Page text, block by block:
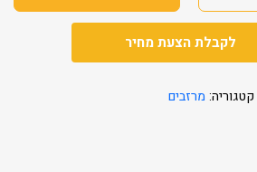
לקבלת הצעת מחיר
קטגוריה: מרזבים